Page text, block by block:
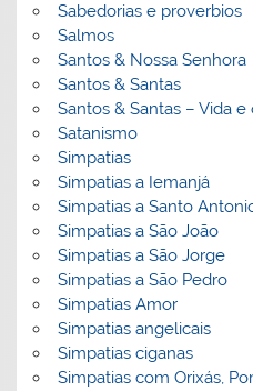
Sabedorias e proverbios
Salmos
Santos & Nossa Senhora
Santos & Santas
Santos & Santas – Vida e
Satanismo
Simpatias
Simpatias a Iemanjá
Simpatias a Santo
Simpatias a São João
Simpatias a São Jorge
Simpatias a São Pedro
Simpatias Amor
Simpatias angelicais
Simpatias ciganas
Simpatias com Orixás,